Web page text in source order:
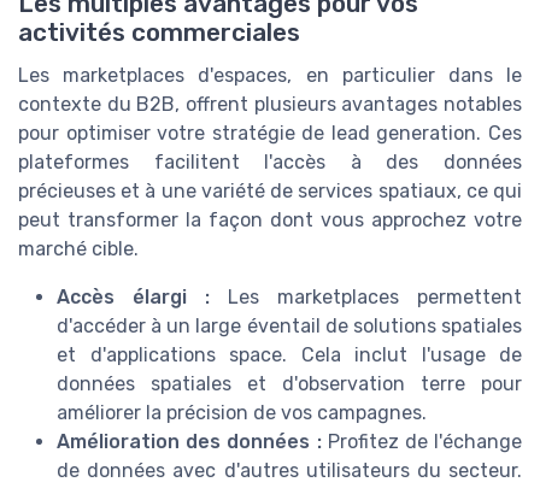
activités commerciales
Les marketplaces d'espaces, en particulier dans le
contexte du B2B, offrent plusieurs avantages notables
pour optimiser votre stratégie de lead generation. Ces
plateformes facilitent l'accès à des données
précieuses et à une variété de services spatiaux, ce qui
peut transformer la façon dont vous approchez votre
marché cible.
Accès élargi : Les marketplaces permettent
d'accéder à un large éventail de solutions spatiales
et d'applications space. Cela inclut l'usage de
données spatiales et d'observation terre pour
améliorer la précision de vos campagnes.
Amélioration des données :Profitez de l'échange
de données avec d'autres utilisateurs du secteur.